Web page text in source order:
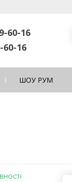
60-16
60-16
ШОУ РУМ